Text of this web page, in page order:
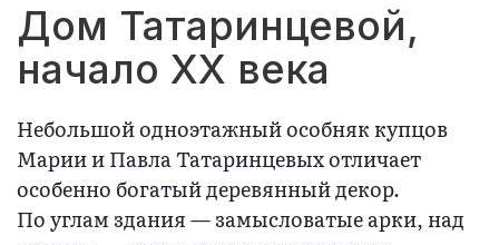
Дом Татаринцевой,
начало XX века
Небольшой одноэтажный особняк купцов
Марии и Павла Татаринцевых отличает
особенно богатый деревянный декор.
По углам здания — замысловатые арки, над